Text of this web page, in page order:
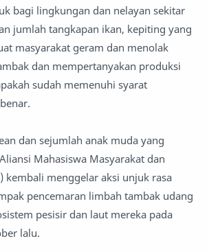
bagi lingkungan dan nelayan sekitar
jumlah tangkapan ikan, kepiting yang
masyarakat geram dan menolak
dan mempertanyakan produksi
sudah memenuhi syarat
dan sejumlah anak muda yang
Mahasiswa Masyarakat dan
kembali menggelar aksi unjuk rasa
pencemaran limbah tambak udang
pesisir dan laut mereka pada
lalu.